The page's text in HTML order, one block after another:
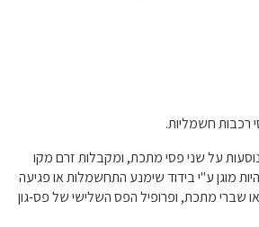
רכבות חשמליות.
על שני פסי מתכת, ומקבלות זרם מקו
מוגן ע"י בידוד שימנע התחשמלות או פגיעה
שברי מתכת, ופרופיל הפס השלישי של פס-גון